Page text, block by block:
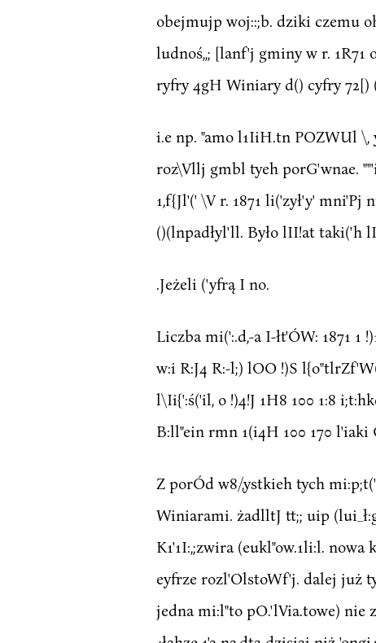
obejmujp woj::;b. dziki czemu
ludnoś,,; [lanf'j gminy w r.
ryfry 4gH Winiary d() cyfry
i.e np. "amo l1IiH.tn POZWUl \,
roz\Vllj gmbl tyeh porG'wnae.
1,f{Jl'(' \V r. 1871 li('zył'y'
()(lnpadłyl'll. Było lII!at taki('h
.Jeżeli ('yfrą I no.
Liczba mi(':.d,-a I-łt'ÓW: 1871
w:i R:J4 R:-l;) lOO !)S
l\Ii{':ś('il, o !)4!J 1H8 100 1:8
B:ll"ein rmn 1(i4H 100 170 l'iaki
Z porÓd w8/,ystkieh tych
Winiarami. żadlltJ tt;; uip
K1'1I:,;zwira (eukl"ow.1li:l.
eyfrze rozl'OlstoWf'j. dalej już
jedna mi:l"to pO.'lVia.towe) nie